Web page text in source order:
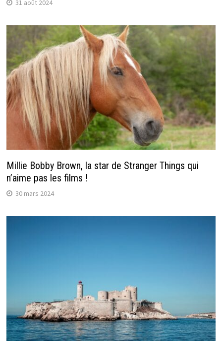
31 août 2024
Millie Bobby Brown, la star de Stranger Things qui
n’aime pas les films !
30 mars 2024